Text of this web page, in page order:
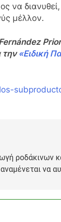
να
μέλλον.
την«Ειδική
ροδάκινων
να